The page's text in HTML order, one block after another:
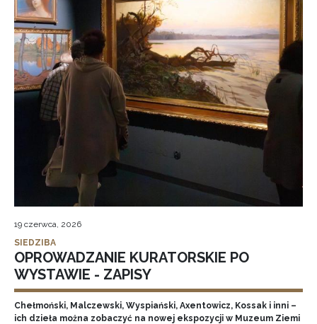
19 czerwca, 2026
SIEDZIBA
OPROWADZANIE KURATORSKIE PO
WYSTAWIE - ZAPISY
Chełmoński, Malczewski, Wyspiański, Axentowicz, Kossak i inni –
ich dzieła można zobaczyć na nowej ekspozycji w Muzeum Ziemi